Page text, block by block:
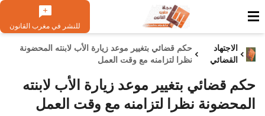
للنشر في مغرب القانون
الاجتهاد
القضائي
حكم قضائي بتغيير موعد زيارة الأب لابنته المحضونة
نظرا لتزامنه مع وقت العمل
حكم قضائي بتغيير موعد زيارة الأب لابنته
المحضونة نظرا لتزامنه مع وقت العمل